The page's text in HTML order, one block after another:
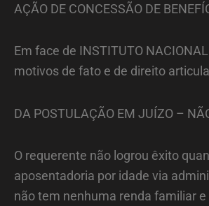
AÇÃO DE CONCESSÃO DE
Em face de INSTITUTO
motivos de fato e de direito
DA POSTULAÇÃO EM JUÍZO –
O requerente não logrou êxito
aposentadoria por idade via
não tem nenhuma renda familiar